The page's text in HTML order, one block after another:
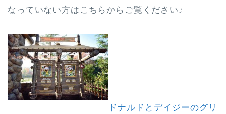
なっていない方はこちらからご覧ください♪
ドナルドとデイジーのグリ